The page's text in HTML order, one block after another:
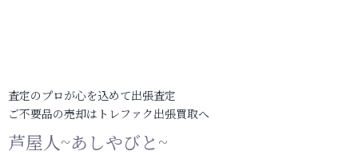
査定のプロが心を込めて出張査定
ご不要品の売却はトレファク出張買取へ
芦屋人~あしやびと~